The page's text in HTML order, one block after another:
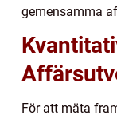
gemensamma
För att mäta